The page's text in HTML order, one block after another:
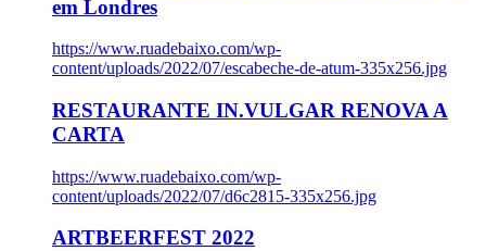
em Londres
https://www.ruadebaixo.com/wp-
content/uploads/2022/07/escabeche-de-atum-335x256.jpg
RESTAURANTE IN.VULGAR RENOVA A
CARTA
https://www.ruadebaixo.com/wp-
content/uploads/2022/07/d6c2815-335x256.jpg
ARTBEERFEST 2022